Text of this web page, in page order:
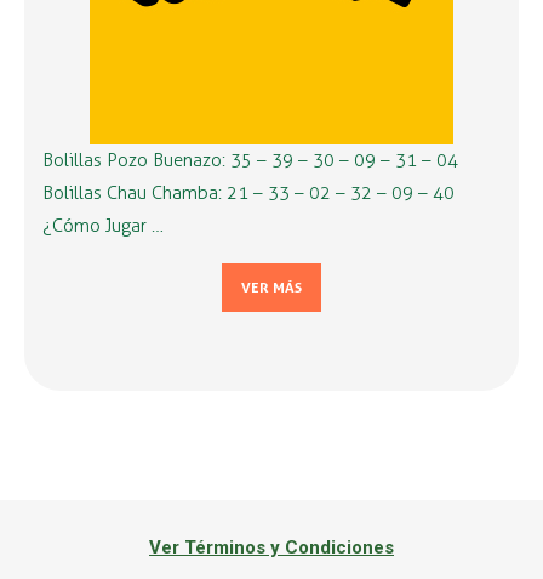
Bolillas Pozo Buenazo: 35 – 39 – 30 – 09 – 31 – 04
Bolillas Chau Chamba: 21 – 33 – 02 – 32 – 09 – 40
¿Cómo Jugar …
VER MÁS
Ver Términos y Condiciones